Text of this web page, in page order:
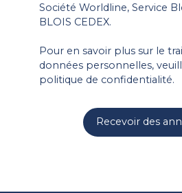
Société Worldline, Service
BLOIS CEDEX.
Pour en savoir plus sur le
données personnelles,
politique de confidentialité.
Recevoir des